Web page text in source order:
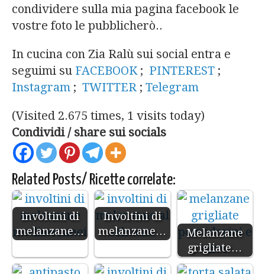
condividere sulla mia pagina facebook le
vostre foto le pubblicherò..
In cucina con Zia Ralù sui social entra e
seguimi su FACEBOOK ; PINTEREST ;
Instagram ; TWITTER ; Telegram
(Visited 2.675 times, 1 visits today)
Condividi / share sui socials
Related Posts/ Ricette correlate:
involtini di
melanzane…
Involtini di
melanzane…
Melanzane
grigliate…